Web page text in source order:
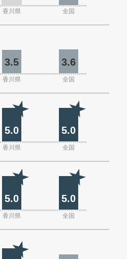
香川県 全国
3.5 3.6
香川県 全国
5.0 5.0
香川県 全国
5.0 5.0
香川県 全国